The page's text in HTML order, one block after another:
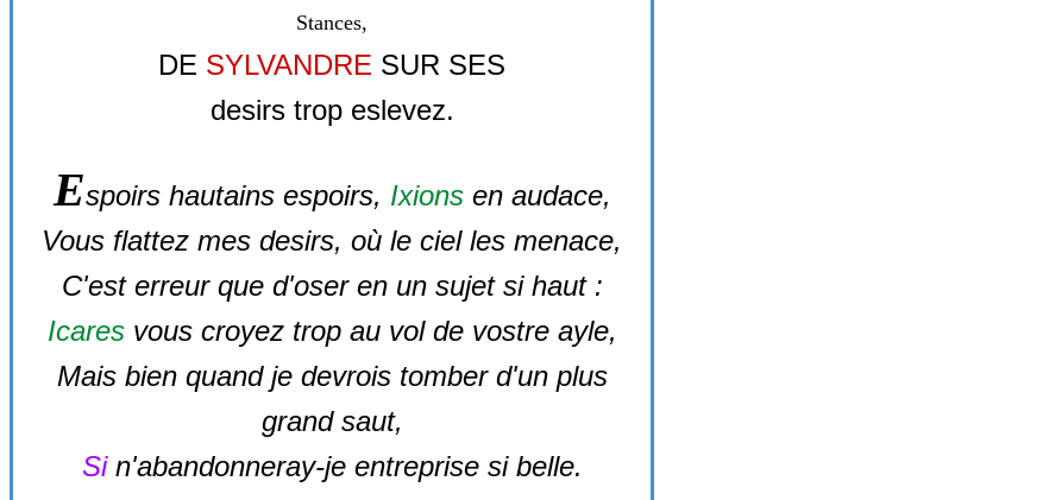
Stances,
DE SYLVANDRE SUR SES
desirs trop eslevez.
Espoirs hautains espoirs, Ixionsen audace,
Vous flattez mes desirs, où le ciel les menace,
C'est erreur que d'oser en un sujet si haut :
Icaresvous croyez trop au vol de vostre ayle,
Mais bien quand je devrois tomber d'un plus
grand saut,
Sin'abandonneray-je entreprise si belle.